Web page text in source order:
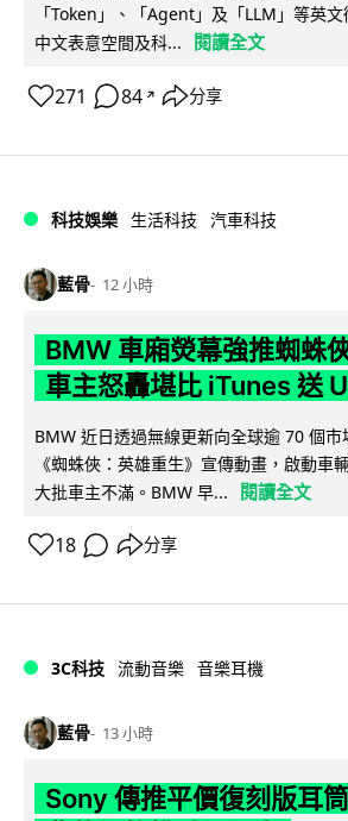
「Token」、「Agent」及「LLM」等英
中文表意空間及科...
閱讀全文
271 84 ↗ 分享
科技娛樂 生活科技 汽車科技
藍骨 12 小時
BMW 車廂熒幕強推蜘蛛
車主怒轟堪比 iTunes 送
BMW 近日透過無線更新向全球逾 70 個
《蜘蛛俠：英雄重生》宣傳動畫，啟動車
大批車主不滿。BMW 早...
閱讀全文
18 分享
3C科技 流動音樂 音樂耳機
藍骨 13 小時
Sony 傳推平價復刻版耳